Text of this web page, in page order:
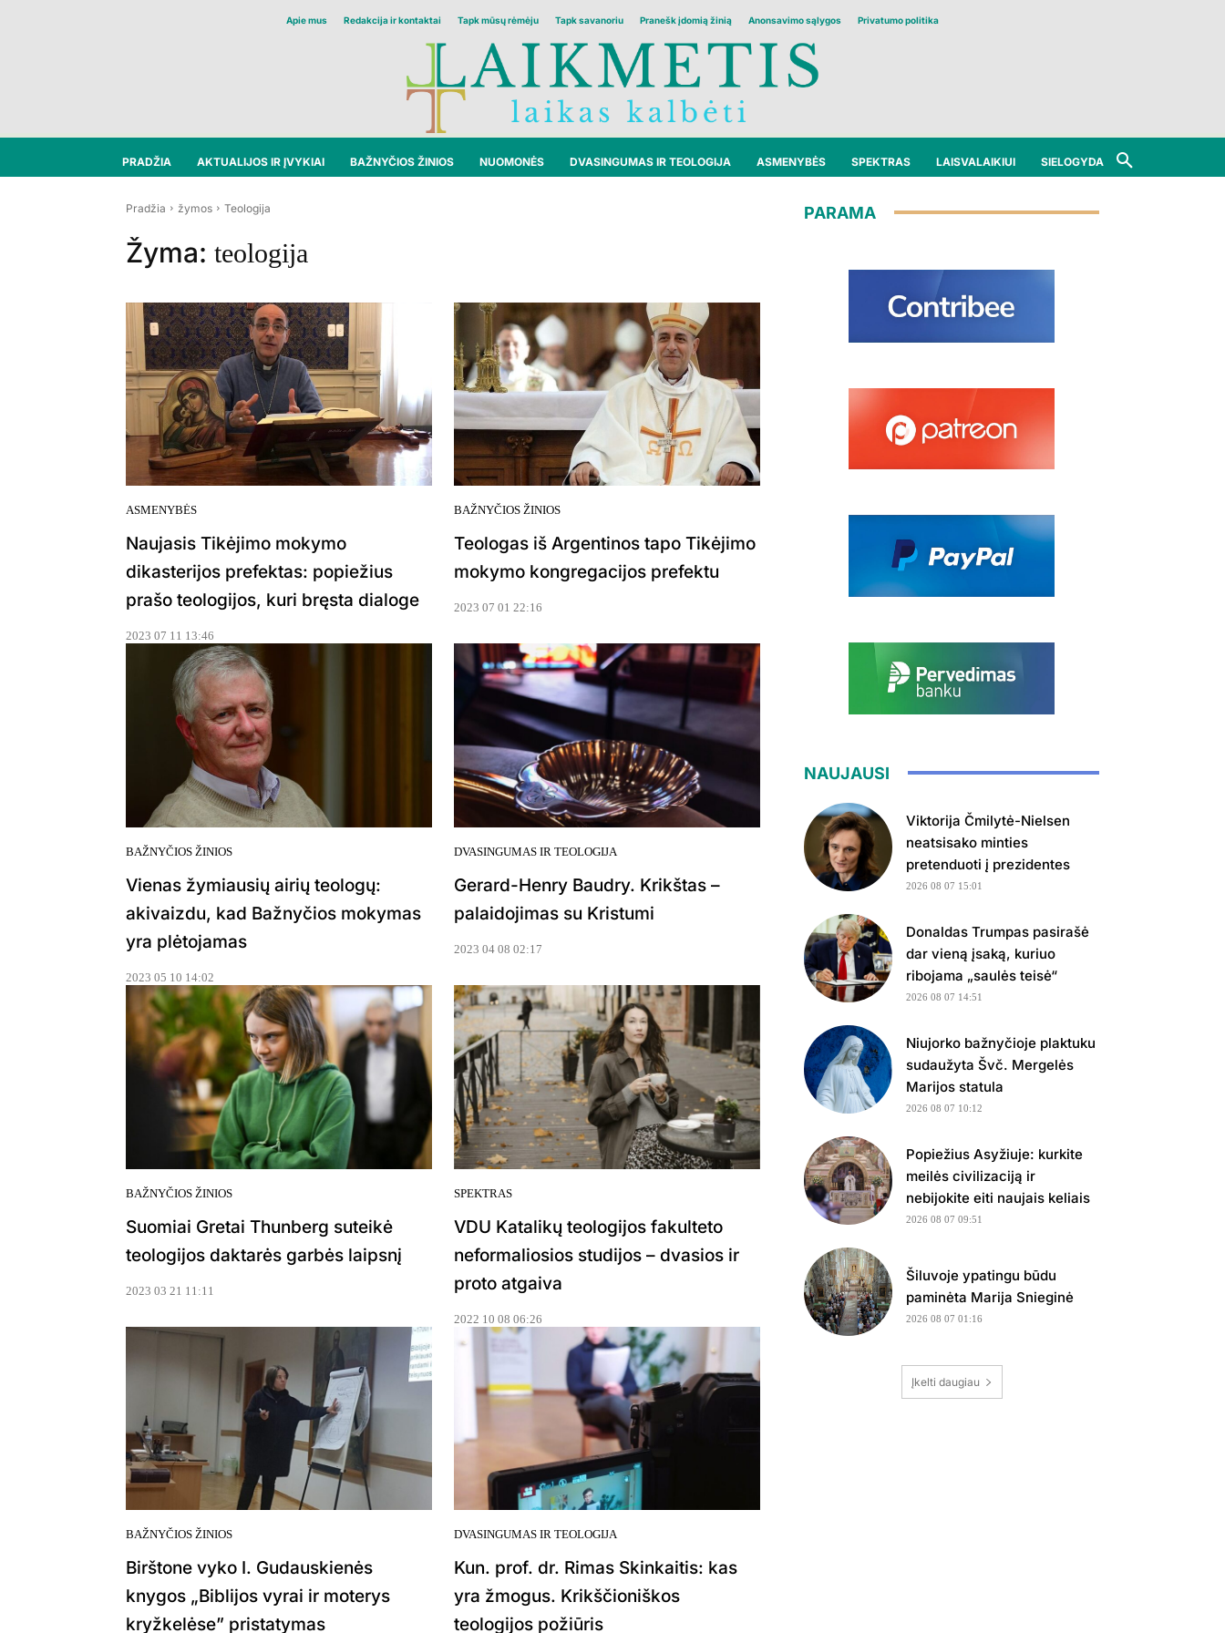
Apie mus Redakcija ir kontaktai Tapk mūsų rėmėju Tapk savanoriu Pranešk įdomią žinią Anonsavimo sąlygos Privatumo politika
PRADŽIA AKTUALIJOS IR ĮVYKIAI BAŽNYČIOS ŽINIOS NUOMONĖS DVASINGUMAS IR TEOLOGIJA ASMENYBĖS SPEKTRAS LAISVALAIKIUI SIELOGYDA
Pradžia žymos Teologija
Žyma: teologija
ASMENYBĖS
Naujasis Tikėjimo mokymo
dikasterijos prefektas: popiežius
prašo teologijos, kuri bręsta dialoge
2023 07 11 13:46
BAŽNYČIOS ŽINIOS
Teologas iš Argentinos tapo Tikėjimo
mokymo kongregacijos prefektu
2023 07 01 22:16
BAŽNYČIOS ŽINIOS
Vienas žymiausių airių teologų:
akivaizdu, kad Bažnyčios mokymas
yra plėtojamas
2023 05 10 14:02
DVASINGUMAS IR TEOLOGIJA
Gerard-Henry Baudry. Krikštas –
palaidojimas su Kristumi
2023 04 08 02:17
BAŽNYČIOS ŽINIOS
Suomiai Gretai Thunberg suteikė
teologijos daktarės garbės laipsnį
2023 03 21 11:11
SPEKTRAS
VDU Katalikų teologijos fakulteto
neformaliosios studijos – dvasios ir
proto atgaiva
2022 10 08 06:26
BAŽNYČIOS ŽINIOS
Birštone vyko I. Gudauskienės
knygos „Biblijos vyrai ir moterys
kryžkelėse” pristatymas
DVASINGUMAS IR TEOLOGIJA
Kun. prof. dr. Rimas Skinkaitis: kas
yra žmogus. Krikščioniškos
teologijos požiūris
PARAMA
NAUJAUSI
Viktorija Čmilytė-Nielsen
neatsisako minties
pretenduoti į prezidentes
2026 08 07 15:01
Donaldas Trumpas pasirašė
dar vieną įsaką, kuriuo
ribojama „saulės teisė“
2026 08 07 14:51
Niujorko bažnyčioje plaktuku
sudaužyta Švč. Mergelės
Marijos statula
2026 08 07 10:12
Popiežius Asyžiuje: kurkite
meilės civilizaciją ir
nebijokite eiti naujais keliais
2026 08 07 09:51
Šiluvoje ypatingu būdu
paminėta Marija Snieginė
2026 08 07 01:16
Įkelti daugiau